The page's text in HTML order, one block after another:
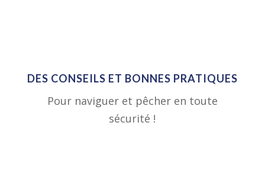
DES CONSEILS ET BONNES PRATIQUES
Pour naviguer et pêcher en toute
sécurité !